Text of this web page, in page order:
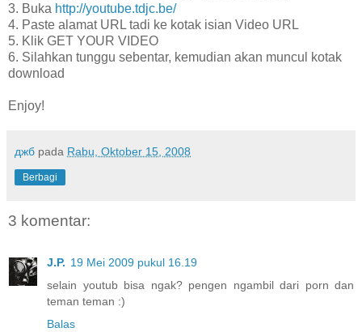
3. Buka http://youtube.tdjc.be/
4. Paste alamat URL tadi ke kotak isian Video URL
5. Klik GET YOUR VIDEO
6. Silahkan tunggu sebentar, kemudian akan muncul kotak
download
Enjoy!
джб pada Rabu, Oktober 15, 2008
Berbagi
3 komentar:
J.P. 19 Mei 2009 pukul 16.19
selain youtub bisa ngak? pengen ngambil dari porn dan
teman teman :)
Balas